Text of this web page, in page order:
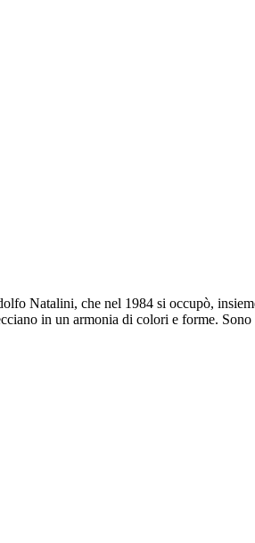
Natalini, che nel 1984 si occupò,
in un armonia di colori e forme.